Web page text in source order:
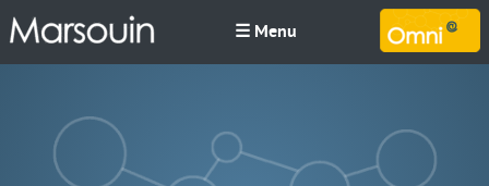
☰ Menu